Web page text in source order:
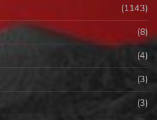
(1143)
(8)
(4)
(3)
(3)